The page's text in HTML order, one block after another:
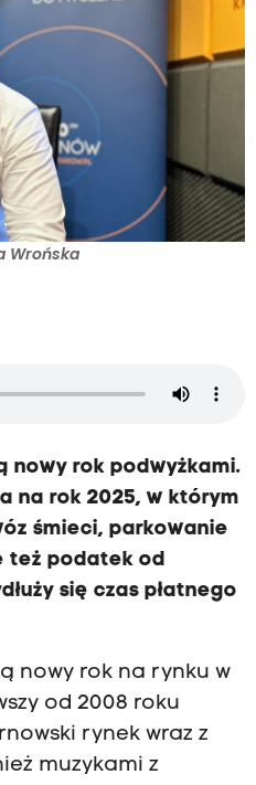
Wrońska
nowy rok podwyżkami.
na rok 2025, w którym
śmieci, parkowanie
też podatek od
się czas płatnego
nowy rok na rynku w
od 2008 roku
rynek wraz z
muzykami z